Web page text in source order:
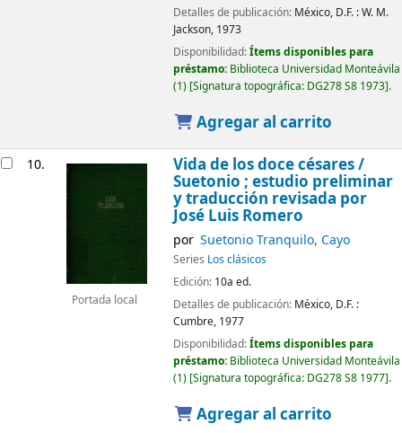
Detalles de publicación: México, D.F. :W. M.
Jackson, 1973
Disponibilidad:Ítems disponibles para
préstamo: Biblioteca Universidad Monteávila
(1) Signatura topográfica: DG278 S8 1973 .
Agregar al carrito
10.
Portada local
Vida de los doce césares /
Suetonio ; estudio preliminar
y traducción revisada por
José Luis Romero
por Suetonio Tranquilo, Cayo
Series Los clásicos
Edición: 10a ed.
Detalles de publicación: México, D.F. :
Cumbre, 1977
Disponibilidad:Ítems disponibles para
préstamo: Biblioteca Universidad Monteávila
(1) Signatura topográfica: DG278 S8 1977 .
Agregar al carrito